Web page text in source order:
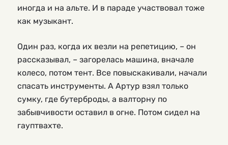
иногда и на альте. И в параде участвовал тоже
как музыкант.
Один раз, когда их везли на репетицию, – он
рассказывал, – загорелась машина, вначале
колесо, потом тент. Все повыскакивали, начали
спасать инструменты. А Артур взял только
сумку, где бутерброды, а валторну по
забывчивости оставил в огне. Потом сидел на
гауптвахте.